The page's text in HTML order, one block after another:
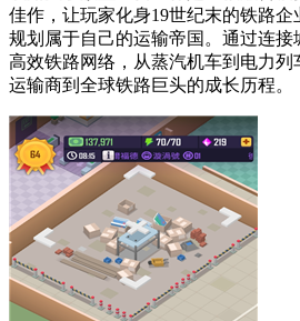
佳作，让玩家化身19世纪末的铁路
规划属于自己的运输帝国。通过连
高效铁路网络，从蒸汽机车到电力
运输商到全球铁路巨头的成长历程。